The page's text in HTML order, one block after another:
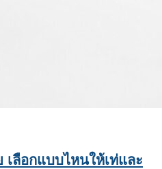
เลือกแบบไหนให้เท่และ